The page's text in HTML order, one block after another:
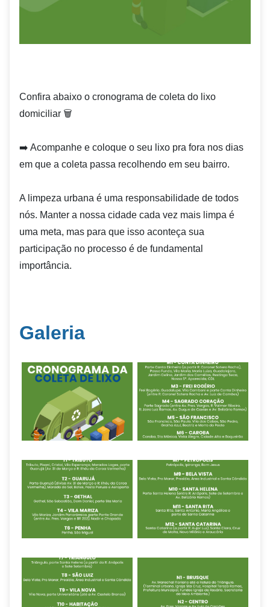
Confira abaixo o cronograma de coleta do lixo
domiciliar 🗑️
➡️ Acompanhe e coloque o seu lixo pra fora nos dias
em que a coleta passa recolhendo em seu bairro.
A limpeza urbana é uma responsabilidade de todos
nós. Manter a nossa cidade cada vez mais limpa é
uma meta, mas para que isso aconteça sua
participação no processo é de fundamental
importância.
Galeria